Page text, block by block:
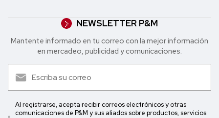
NEWSLETTER P&M
Mantente informado en tu correo con la mejor in formación
en mercadeo, publicidad y comunicaciones.
Al registrarse, acepta recibir correos electrónicos y otras
comunicaciones de P&M y sus aliados sobre productos, servicios